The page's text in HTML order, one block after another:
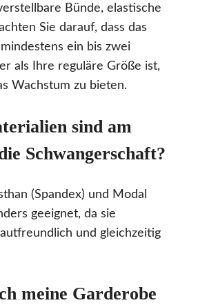
Bünde, elastische
Sie darauf, dass das
ein bis zwei
als Ihre reguläre Größe ist,
Wachstum zu bieten.
sind am
Schwangerschaft?
(Spandex) und Modal
geeignet, da sie
und gleichzeitig
meine Garderobe